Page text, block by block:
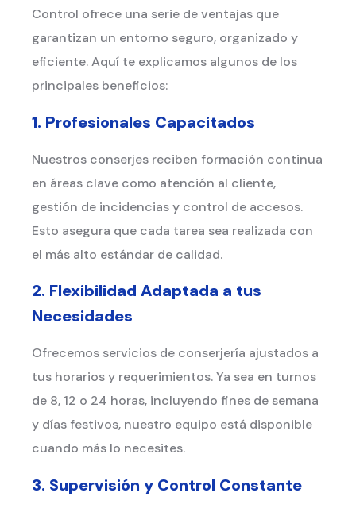
Control ofrece una serie de ventajas que
garantizan un entorno seguro, organizado y
eficiente. Aquí te explicamos algunos de los
principales beneficios:
1. Profesionales Capacitados
Nuestros conserjes reciben formación continua
en áreas clave como atención al cliente,
gestión de incidencias y control de accesos.
Esto asegura que cada tarea sea realizada con
el más alto estándar de calidad.
2. Flexibilidad Adaptada a tus
Necesidades
Ofrecemos servicios de conserjería ajustados a
tus horarios y requerimientos. Ya sea en turnos
de 8, 12 o 24 horas, incluyendo fines de semana
y días festivos, nuestro equipo está disponible
cuando más lo necesites.
3. Supervisión y Control Constante